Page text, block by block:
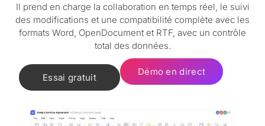
Il prend en charge la collaboration en temps réel, le suivi
des modifications et une compatibilité complète avec les
formats Word, OpenDocument et RTF, avec un contrôle
total des données.
Essai gratuit
Démo en direct